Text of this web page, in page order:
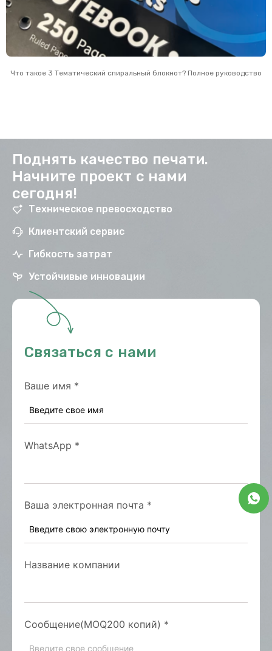
Что такое 3 Тематический спиральный блокнот? Полное руководство
Поднять качество печати.
Начните проект с нами
сегодня!
Техническое превосходство
Клиентский сервис
Гибкость затрат
Устойчивые инновации
Связаться с нами
Ваше имя *
WhatsApp *
Ваша электронная почта *
Название компании
Сообщение(MOQ200 копий) *